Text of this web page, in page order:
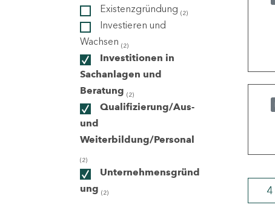
Existenzgründung (2)
Investieren und
Wachsen (2)
Investitionen in
Sachanlagen und
Beratung (2)
Qualifizierung/Aus-
und
Weiterbildung/Personal
(2)
Unternehmensgründ
ung (2)